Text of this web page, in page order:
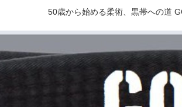
50歳から始める柔術、黒帯への道